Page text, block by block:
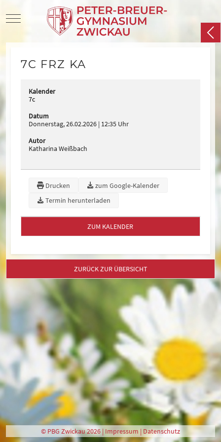
Mobile Menu Toggle
7C FRZ KA
Kalender
7c
Datum
Donnerstag, 26.02.2026 12:35 Uhr
Autor
Katharina Weißbach
Drucken
zum Google-Kalender
Termin herunterladen
ZUM KALENDER
ZURÜCK ZUR ÜBERSICHT
© PBG Zwickau 2026 | Impressum | Datenschutz